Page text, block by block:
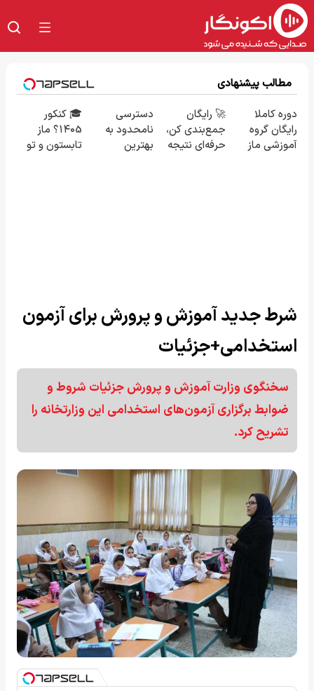
مطالب پیشنهادی
دوره کاملا
رایگان گروه
آموزشی ماز
🚀 رایگان
جمع‌بندی کن،
حرفه‌ای نتیجه
دسترسی
نامحدود به
بهترین
🎓 کنکور
۱۴۰5؟ ماز
تابستون و تو
شرط جدید آموزش و پرورش برای آزمون
استخدامی+جزئیات
سخنگوی وزارت آموزش و پرورش جزئیات شروط و
ضوابط برگزاری آزمون‌های استخدامی این وزارتخانه را
تشریح کرد.